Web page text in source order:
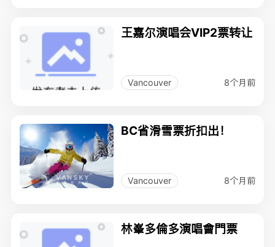
王嘉尔演唱会VIP2票转让
Vancouver 8个月前
BC省滑雪票折扣出！
Vancouver 8个月前
林峯多倫多演唱會門票